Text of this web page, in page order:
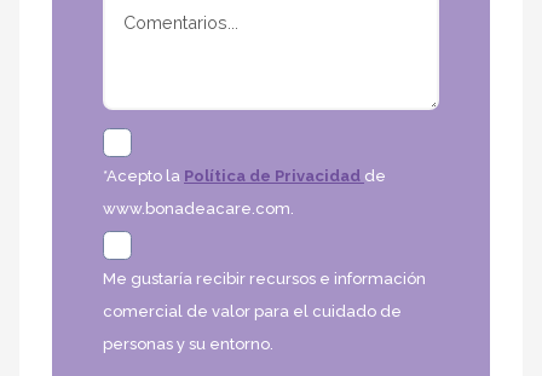
*Acepto la Política de Privacidad de
www.bonadeacare.com.
Me gustaría recibir recursos e información
comercial de valor para el cuidado de
personas y su entorno.